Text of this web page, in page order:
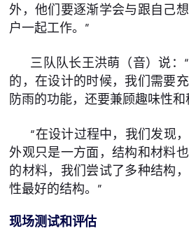
外，他们要逐渐学会与跟自己
户一起工作。”
三队队长王洪萌（音）说：
的，在设计的时候，我们需要
防雨的功能，还要兼顾趣味性和
“在设计过程中，我们发现
外观只是一方面，结构和材料
的材料，我们尝试了多种结构
性最好的结构。”
现场测试和评估